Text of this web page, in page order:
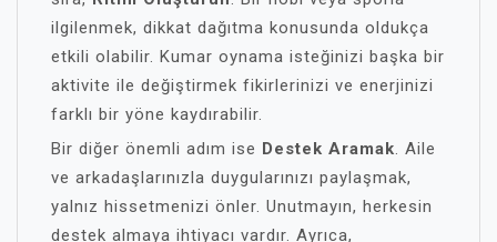
ilgilenmek, dikkat dağıtma konusunda oldukça
etkili olabilir. Kumar oynama isteğinizi başka bir
aktivite ile değiştirmek fikirlerinizi ve enerjinizi
farklı bir yöne kaydırabilir.
Bir diğer önemli adım ise Destek Aramak. Aile
ve arkadaşlarınızla duygularınızı paylaşmak,
yalnız hissetmenizi önler. Unutmayın, herkesin
destek almaya ihtiyacı vardır. Ayrıca,